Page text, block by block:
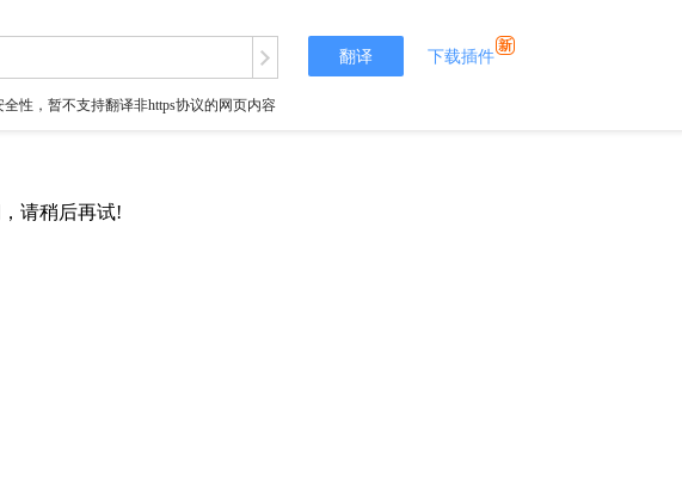
翻译 下载插件
性，暂不支持翻译非https协议的网页内容